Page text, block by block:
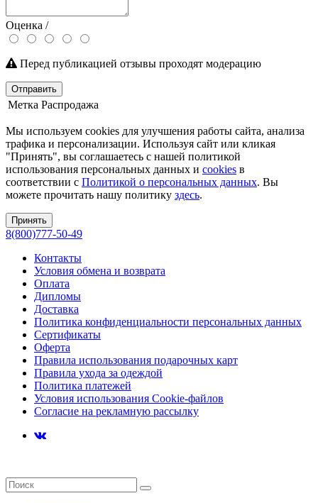
Оценка /
Перед публикацией отзывы проходят модерацию
Отправить
Метка Распродажа
Мы используем cookies для улучшения работы сайта, анализа
трафика и персонализации. Используя сайт или кликая
"Принять", вы соглашаетесь с нашей политикой
использования персональных данных и cookies в
соответствии с Политикой о персональных данных. Вы
можете прочитать нашу политику здесь.
Принять
8(800)777-50-49
Контакты
Условия обмена и возврата
Оплата
Дипломы
Доставка
Политика конфиденциальности персональных данных
Сертификаты
Оферта
Правила использования подарочных карт
Правила ухода за одеждой
Политика платежей
Условия использования Cookie-файлов
Согласие на рекламную рассылку